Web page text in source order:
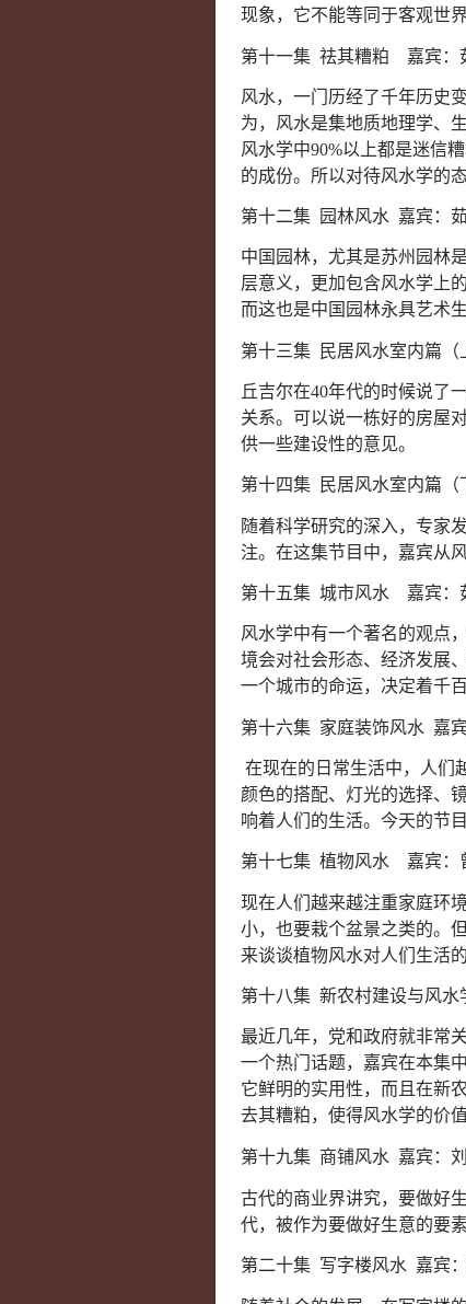
现象，它不能等同于客观世
第十一集 祛其糟粕 嘉宾：
风水，一门历经了千年历史
为，风水是集地质地理学、
风水学中90%以上都是迷信
的成份。所以对待风水学的
第十二集 园林风水 嘉宾：
中国园林，尤其是苏州园林
层意义，更加包含风水学上
而这也是中国园林永具艺术
第十三集 民居风水室内篇（
丘吉尔在40年代的时候说了
关系。可以说一栋好的房屋
供一些建设性的意见。
第十四集 民居风水室内篇（
随着科学研究的深入，专家
注。在这集节目中，嘉宾从
第十五集 城市风水 嘉宾：
风水学中有一个著名的观点
境会对社会形态、经济发展
一个城市的命运，决定着千
第十六集 家庭装饰风水 嘉
在现在的日常生活中，人们
颜色的搭配、灯光的选择、
响着人们的生活。今天的节
第十七集 植物风水 嘉宾：
现在人们越来越注重家庭环
小，也要栽个盆景之类的。
来谈谈植物风水对人们生活
第十八集 新农村建设与风
最近几年，党和政府就非常
一个热门话题，嘉宾在本集
它鲜明的实用性，而且在新
去其糟粕，使得风水学的价
第十九集 商铺风水 嘉宾：
古代的商业界讲究，要做好
代，被作为要做好生意的要
第二十集 写字楼风水 嘉宾